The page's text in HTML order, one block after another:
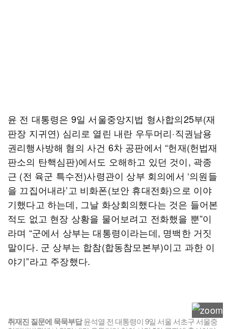
윤 전 대통령은 9일 서울중앙지법 형사합의25부(재
판장 지귀연) 심리로 열린 내란 우두머리·직권남용
권리행사방해 혐의 사건 6차 공판에서 “헌재(헌법재
판소의 탄핵심판)에서도 오해하고 있던 것이, 곽종
근 (전 육군 특수전)사령관이 상부 회의에서 ‘의원들
을 끄집어내라’고 비화폰(보안 휴대전화)으로 이야
기했다고 하는데, 그날 화상회의했다는 것은 들어본
적도 없고 현장 상황을 물어보려고 전화했을 뿐”이
라며 “군에서 상부는 대통령이라는데, 명백한 거짓
말이다. 군 상부는 합참(합동참모본부)이고 과한 이
야기”라고 주장했다.
취재진 질문에 묵묵부답윤석열 전 대통령이 9일 서울 서초구 서울중